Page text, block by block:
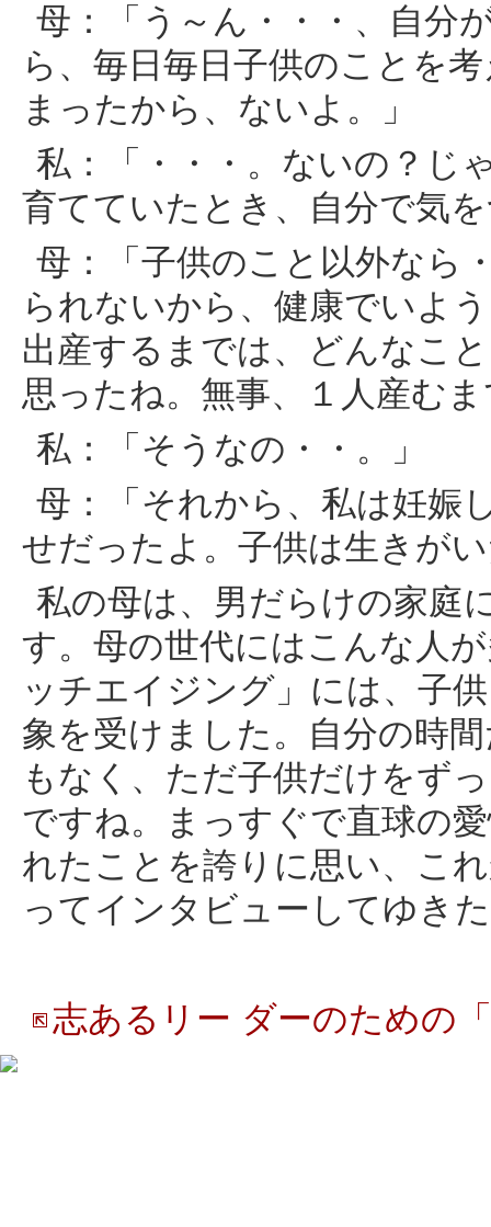
母：「う～ん・・・、自分
ら、毎日毎日子供のことを
まったから、ないよ。」
私：「・・・。ないの？じ
育てていたとき、自分で気
母：「子供のこと以外なら
られないから、健康でいよ
出産するまでは、どんなこ
思ったね。無事、１人産む
私：「そうなの・・。」
母：「それから、私は妊娠
せだったよ。子供は生きが
私の母は、男だらけの家庭
す。母の世代にはこんな人
ッチエイジング」には、子
象を受けました。自分の時
もなく、ただ子供だけをず
ですね。まっすぐで直球の
れたことを誇りに思い、こ
ってインタビューしてゆき
志あるリー ダーのための